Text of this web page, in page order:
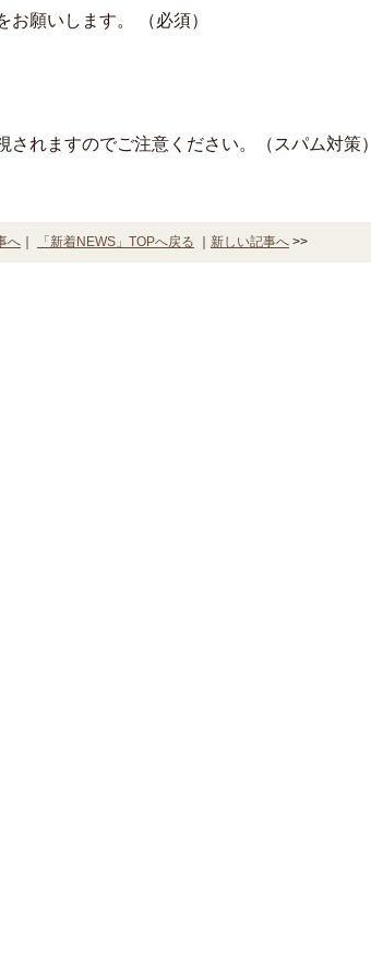
お願いします。 （必須）
されますのでご注意ください。（スパム対策）
へ ｜ 「新着NEWS」TOPへ戻る ｜ 新しい記事へ >>